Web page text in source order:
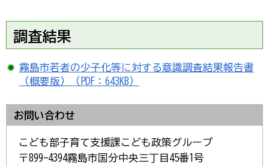
調査結果
霧島市若者の少子化等に対する意識調査結果報告書
（概要版）（PDF：643KB）
お問い合わせ
こども部子育て支援課こども政策グループ
〒899-4394霧島市国分中央三丁目45番1号